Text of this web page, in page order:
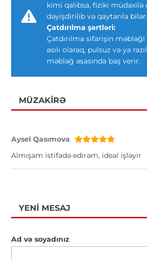
kimi qalıbsa, fiziki müdaxilə
dəyişdirilib və qaytarıla bilər.
Çatdırılma şərtləri:
Çatdırılma sifarişin
asılı olaraq, pulsuz və ya
məbləğ əsasında baş verir.
MÜZAKIRƏ
Aysel Qasımova
Almışam istifadə edirəm, ideal işləyir
YENI MESAJ
Ad və soyadınız